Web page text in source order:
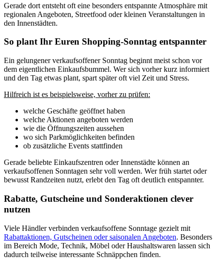
Gerade dort entsteht oft eine besonders entspannte Atmosphäre mit
regionalen Angeboten, Streetfood oder kleinen Veranstaltungen in
den Innenstädten.
So plant Ihr Euren Shopping-Sonntag entspannter
Ein gelungener verkaufsoffener Sonntag beginnt meist schon vor
dem eigentlichen Einkaufsbummel. Wer sich vorher kurz informiert
und den Tag etwas plant, spart später oft viel Zeit und Stress.
Hilfreich ist es beispielsweise, vorher zu prüfen:
welche Geschäfte geöffnet haben
welche Aktionen angeboten werden
wie die Öffnungszeiten aussehen
wo sich Parkmöglichkeiten befinden
ob zusätzliche Events stattfinden
Gerade beliebte Einkaufszentren oder Innenstädte können an
verkaufsoffenen Sonntagen sehr voll werden. Wer früh startet oder
bewusst Randzeiten nutzt, erlebt den Tag oft deutlich entspannter.
Rabatte, Gutscheine und Sonderaktionen clever
nutzen
Viele Händler verbinden verkaufsoffene Sonntage gezielt mit
Rabattaktionen, Gutscheinen oder saisonalen Angeboten. Besonders
im Bereich Mode, Technik, Möbel oder Haushaltswaren lassen sich
dadurch teilweise interessante Schnäppchen finden.